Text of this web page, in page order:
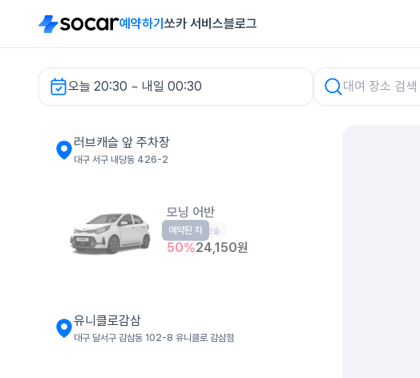
예약하기 쏘카 서비스블로그
오늘 20:30 ~ 내일 00:30
러브캐슬 앞 주차장 렌터카
러브캐슬 앞 주차장
대구 서구 내당동 426-2
모닝 어반
경형 5인승
50%24,150원
예약된 차
유니클로감삼
대구 달서구 감삼동 102-8 유니클로 감삼점